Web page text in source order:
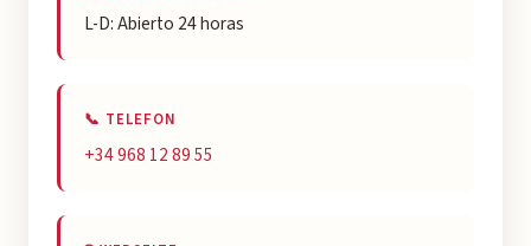
L-D: Abierto 24 horas
📞 TELEFON
+34 968 12 89 55